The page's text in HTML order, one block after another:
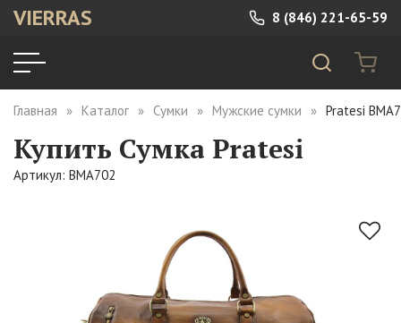
VIERRAS 8 (846) 221-65-59
Главная Каталог Сумки Мужские сумки Pratesi
Купить Сумка Pratesi
Артикул: BMA702